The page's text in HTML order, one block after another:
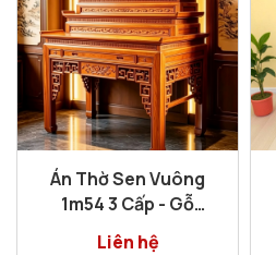
Án Thờ Sen Vuông
1m54 3 Cấp - Gỗ
Hương Đá
Liên hệ